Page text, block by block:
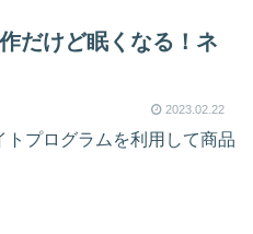
だけど眠くなる！ネ
2023.02.22
プログラムを利用して商品